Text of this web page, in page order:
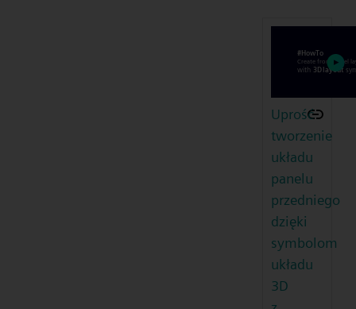
Uprość
tworzenie
układu
panelu
przedniego
dzięki
symbolom
układu
3D